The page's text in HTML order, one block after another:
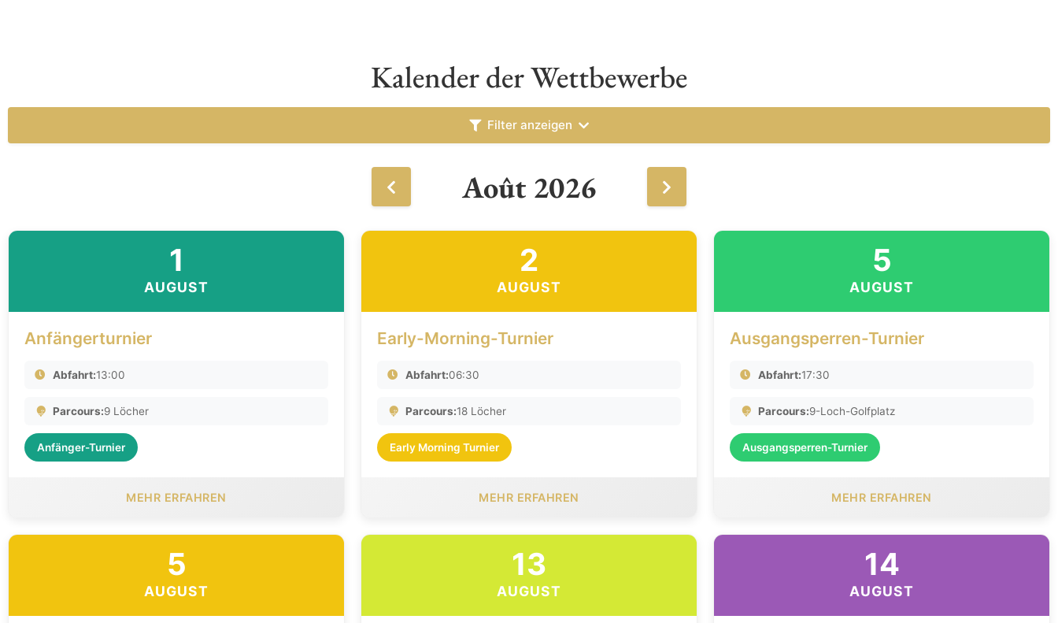
Kalender der Wettbewerbe
Filter anzeigen
Août 2026
1
AUGUST
Anfängerturnier
Abfahrt:13:00
Parcours:9 Löcher
Anfänger-Turnier
MEHR ERFAHREN
2
AUGUST
Early-Morning-Turnier
Abfahrt:06:30
Parcours:18 Löcher
Early Morning Turnier
MEHR ERFAHREN
5
AUGUST
Ausgangsperren-Turnier
Abfahrt:17:30
Parcours:9-Loch-Golfplatz
Ausgangsperren-Turnier
MEHR ERFAHREN
5
AUGUST
13
AUGUST
14
AUGUST